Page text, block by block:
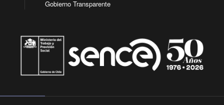
Gobierno Transparente